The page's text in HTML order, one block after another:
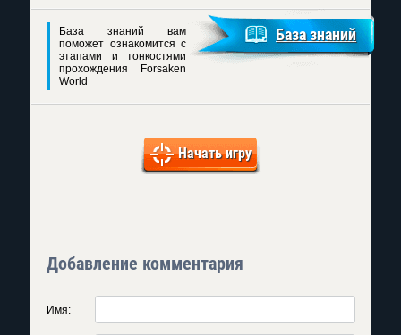
База знаний вам
поможет ознакомится с
этапами и тонкостями
прохождения Forsaken
World
База знаний
Начать игру
Добавление комментария
Имя: